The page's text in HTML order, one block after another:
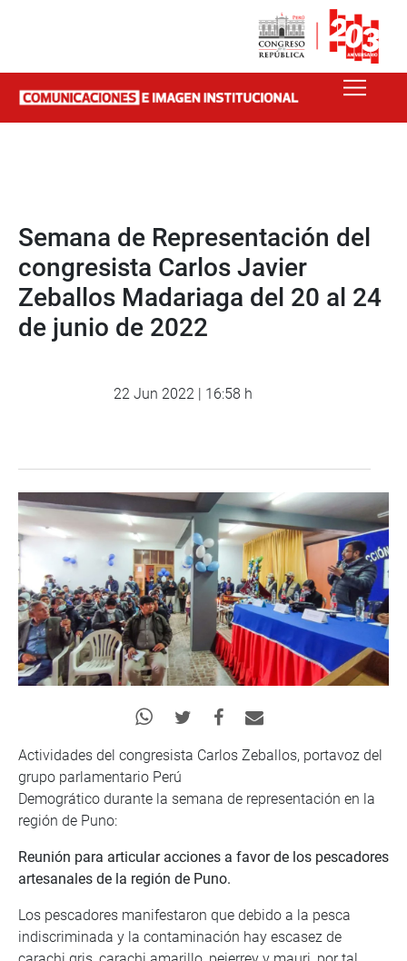
Semana de Representación del
congresista Carlos Javier
Zeballos Madariaga del 20 al 24
de junio de 2022
22 Jun 2022 | 16:58 h
Actividades del congresista Carlos Zeballos, portavoz del
grupo parlamentario Perú
Demogrático durante la semana de representación en la
región de Puno:
Reunión para articular acciones a favor de los pescadores
artesanales de la región de Puno.
Los pescadores manifestaron que debido a la pesca
indiscriminada y la contaminación hay escasez de